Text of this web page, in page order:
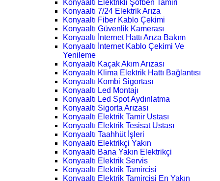
Konyaaltı Elektrikli Şofben Tamiri
Konyaaltı 7/24 Elektrik Arıza
Konyaaltı Fiber Kablo Çekimi
Konyaaltı Güvenlik Kamerası
Konyaaltı İnternet Hattı Arıza Bakım
Konyaaltı İnternet Kablo Çekimi Ve
Yenileme
Konyaaltı Kaçak Akım Arızası
Konyaaltı Klima Elektrik Hattı Bağlantısı
Konyaaltı Kombi Sigortası
Konyaaltı Led Montajı
Konyaaltı Led Spot Aydınlatma
Konyaaltı Sigorta Arızası
Konyaaltı Elektrik Tamir Ustası
Konyaaltı Elektrik Tesisat Ustası
Konyaaltı Taahhüt İşleri
Konyaaltı Elektrikçi Yakın
Konyaaltı Bana Yakın Elektrikçi
Konyaaltı Elektrik Servis
Konyaaltı Elektrik Tamircisi
Konyaaltı Elektrik Tamircisi En Yakın